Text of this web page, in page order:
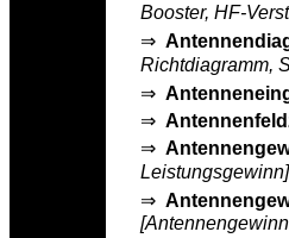
Booster, HF-
⇒
Richtdiagramm,
⇒
⇒
⇒
Leistungsgewinn]
⇒